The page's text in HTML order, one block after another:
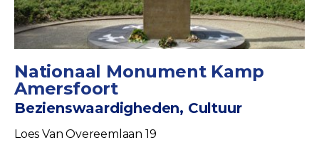
Nationaal Monument Kamp
Amersfoort
Bezienswaardigheden, Cultuur
Loes Van Overeemlaan 19